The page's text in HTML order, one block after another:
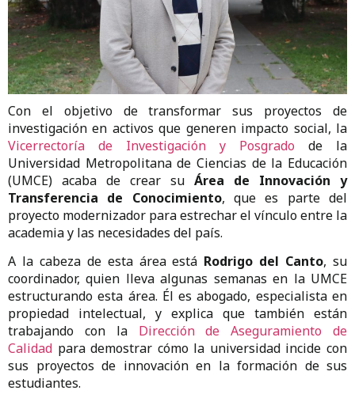
Con el objetivo de transformar sus proyectos de
investigación en activos que generen impacto social, la
Vicerrectoría de Investigación y Posgrado de la
Universidad Metropolitana de Ciencias de la Educación
(UMCE) acaba de crear su Área de Innovación y
Transferencia de Conocimiento, que es parte del
proyecto modernizador para estrechar el vínculo entre la
academia y las necesidades del país.
A la cabeza de esta área está Rodrigo del Canto, su
coordinador, quien lleva algunas semanas en la UMCE
estructurando esta área. Él es abogado, especialista en
propiedad intelectual, y explica que también están
trabajando con la Dirección de Aseguramiento de
Calidad para demostrar cómo la universidad incide con
sus proyectos de innovación en la formación de sus
estudiantes.